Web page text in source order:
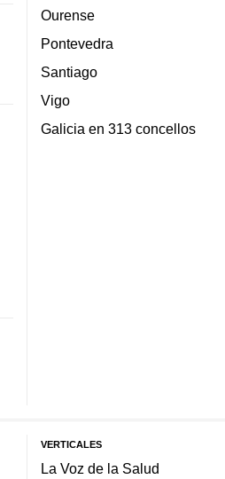
Ourense
Pontevedra
Santiago
Vigo
Galicia en 313 concellos
VERTICALES
La Voz de la Salud